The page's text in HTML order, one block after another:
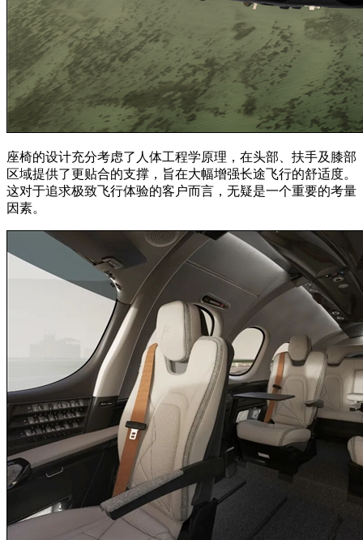
座椅的设计充分考虑了人体工程学原理，在头部、扶手及膝部
区域提供了更贴合的支撑，旨在大幅增强长途飞行的舒适度。
这对于追求极致飞行体验的客户而言，无疑是一个重要的考量
因素。